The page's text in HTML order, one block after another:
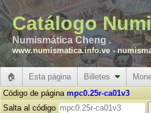
Catálogo
Numismática Cheng .
www.numismatica.info.ve -
🏠 Esta página Billetes
Código de página mpc0.25r-ca01v3
Salta al código